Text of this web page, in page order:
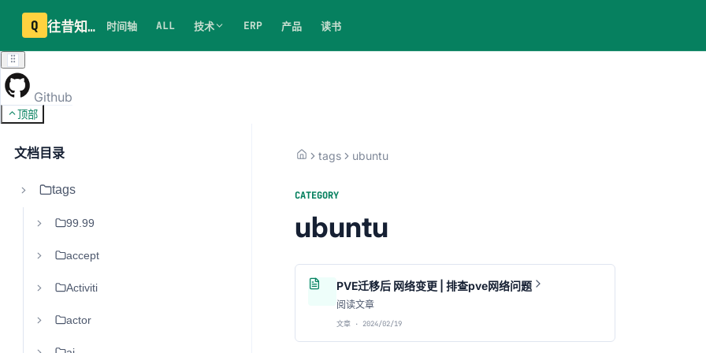
Q 往昔知识库 时间轴 ALL 技术 ERP 产品 读书
Github
顶部
文档目录
tags
99.99
accept
Activiti
actor
tags ubuntu
CATEGORY
ubuntu
PVE迁移后 网络变更 | 排查pve网络问题
阅读文章
文章 · 2024/02/19